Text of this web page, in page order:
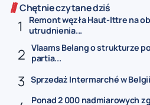
Chętnie czytane dziś
Remont węzła Haut-Ittre na
utrudnienia...
Vlaams Belang o strukturze
partia...
Sprzedaż Intermarché w
Ponad 2 000 nadmiarowych